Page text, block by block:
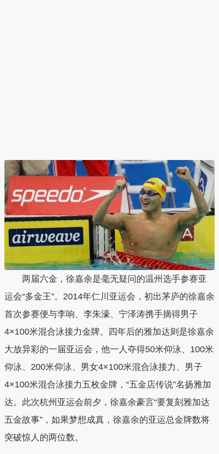
两届六金，徐嘉余是毫无疑问的温州选手参赛亚
运会“多金王”。2014年仁川亚运会，初出茅庐的徐嘉余
首次参赛便与李响、李朱濠、宁泽涛携手摘得男子
4×100米混合泳接力金牌。四年后的雅加达则是徐嘉余
大放异彩的一届亚运会，他一人夺得50米仰泳、100米
仰泳、200米仰泳、男女4×100米混合泳接力、男子
4×100米混合泳接力五枚金牌，“五金店传说”名扬雅加
达。此次杭州亚运会前夕，徐嘉余豪言“要复刻雅加达
五金故事”，如果梦想成真，徐嘉余的亚运总金牌数将
突破惊人的两位数。